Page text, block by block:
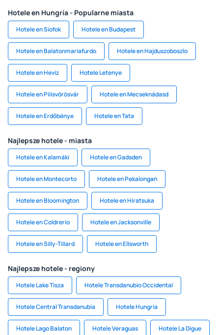
Hotele en Hungría - Popularne miasta
Hotele en Siofok Hotele en Budapest
Hotele en Balatonmariafurdo Hotele en Hajduszoboszlo
Hotele en Heviz Hotele Letenye
Hotele en Pilisvörösvár Hotele en Mecseknádasd
Hotele en Erdőbénye Hotele en Tata
Najlepsze hotele - miasta
Hotele en Kalamáki Hotele en Gadsden
Hotele en Montecorto Hotele en Pekalongan
Hotele en Bloomington Hotele en Hiratsuka
Hotele en Coldrerio Hotele en Jacksonville
Hotele en Silly-Tillard Hotele en Ellsworth
Najlepsze hotele - regiony
Hotele Lake Tisza Hotele Transdanubio Occidental
Hotele Central Transdanubia Hotele Hungría
Hotele Lago Balaton Hotele Veraguas Hotele La Digue